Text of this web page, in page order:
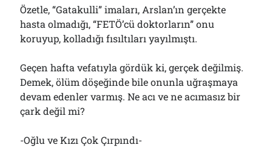
Özetle, “Gatakulli” imaları, Arslan’ın gerçekte
hasta olmadığı, “FETÖ’cü doktorların” onu
koruyup, kolladığı fısıltıları yayılmıştı.
Geçen hafta vefatıyla gördük ki, gerçek değilmiş.
Demek, ölüm döşeğinde bile onunla uğraşmaya
devam edenler varmış. Ne acı ve ne acımasız bir
çark değil mi?
-Oğlu ve Kızı Çok Çırpındı-